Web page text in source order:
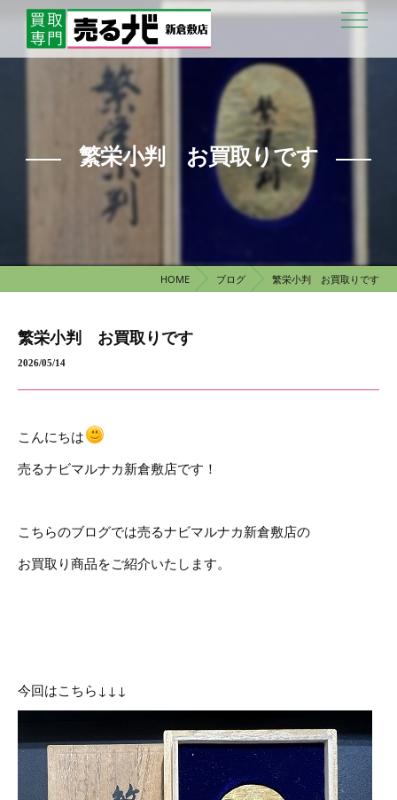
繁栄小判 お買取りです
HOME ブログ 繁栄小判 お買取りです
繁栄小判 お買取りです
2026/05/14
こんにちは
売るナビマルナカ新倉敷店です！
こちらのブログでは売るナビマルナカ新倉敷店の
お買取り商品をご紹介いたします。
今回はこちら↓↓↓